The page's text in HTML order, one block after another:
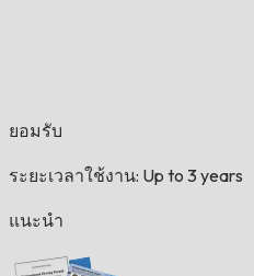
ยอมรับ
ระยะเวลาใช้งาน: Up to 3 years
แนะนำ